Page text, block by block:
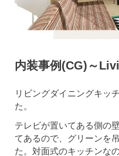
内装事例(CG)～
リビングダイニングキッ
た。
テレビが置いてある側の
てあるので、グリーンを
た。対面式のキッチンな